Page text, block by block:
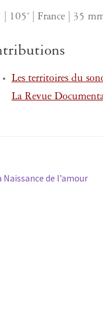
| 105‘ | France | 35
Les territoires du
La Revue
Naissance de l’amour